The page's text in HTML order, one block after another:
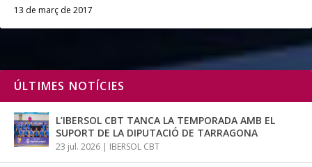
13 de març de 2017
ÚLTIMES NOTÍCIES
L’IBERSOL CBT TANCA LA TEMPORADA AMB EL
SUPORT DE LA DIPUTACIÓ DE TARRAGONA
23 jul. 2026 | IBERSOL CBT